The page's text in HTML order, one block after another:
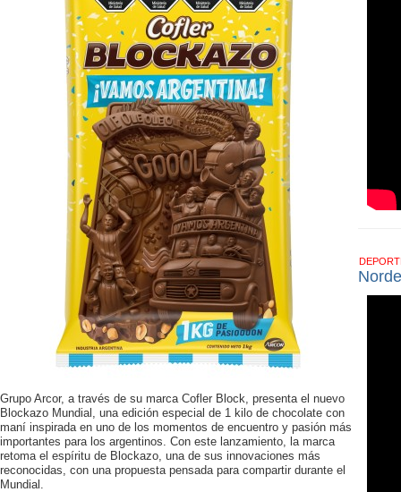
Grupo Arcor, a través de su marca Cofler Block, presenta el nuevo
Blockazo Mundial, una edición especial de 1 kilo de chocolate con
maní inspirada en uno de los momentos de encuentro y pasión más
importantes para los argentinos. Con este lanzamiento, la marca
retoma el espíritu de Blockazo, una de sus innovaciones más
reconocidas, con una propuesta pensada para compartir durante el
Mundial.